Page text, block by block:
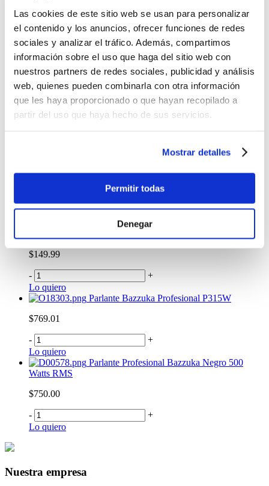
Las cookies de este sitio web se usan para personalizar
el contenido y los anuncios, ofrecer funciones de redes
sociales y analizar el tráfico. Además, compartimos
información sobre el uso que haga del sitio web con
nuestros partners de redes sociales, publicidad y análisis
web, quienes pueden combinarla con otra información
que les haya proporcionado o que hayan recopilado a
partir del uso que haya hecho de sus servicios.
Mostrar detalles
Permitir todas
Denegar
Parlante Maxell Bluetooth Nomad color gris
$23.99
-
+
Lo quiero
Parlante portátil Skullcandy Terrain XL Black
$179.99
Parlante portátil Skullcandy Terrain XL Light
-
+
$149.99
-
+
Lo quiero
Parlante Bazzuka Profesional P315W
$769.01
-
+
Lo quiero
Parlante Profesional Bazzuka Negro 500
Watts RMS
$750.00
-
+
Lo quiero
Nuestra empresa